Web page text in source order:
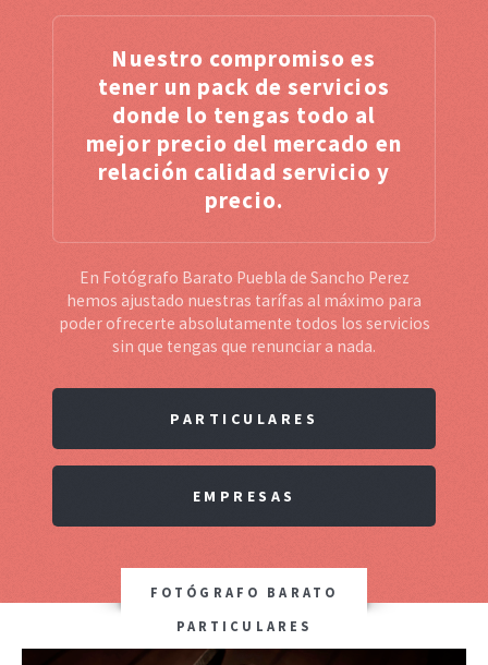
Nuestro compromiso es
tener un pack de servicios
donde lo tengas todo al
mejor precio del mercado en
relación calidad servicio y
precio.
En Fotógrafo Barato Puebla de Sancho Perez
hemos ajustado nuestras tarífas al máximo para
poder ofrecerte absolutamente todos los servicios
sin que tengas que renunciar a nada.
PARTICULARES
EMPRESAS
FOTÓGRAFO BARATO
PARTICULARES